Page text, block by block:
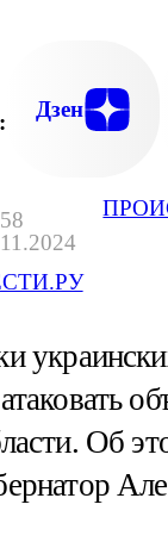
Дзен
Об